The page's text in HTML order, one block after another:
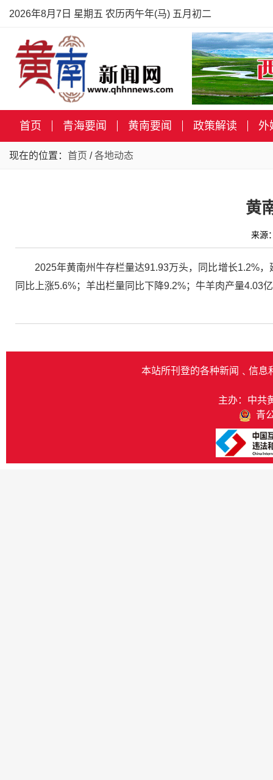
2026年8月7日 星期五 农历丙午年(马) 五月初二
首页 青海要闻 黄南要闻 政策解读 外
现在的位置： 首页 /各地动态
黄
来源
2025年黄南州牛存栏量达91.93万头，同比增长1.2%
同比上涨5.6%；羊出栏量同比下降9.2%；牛羊肉产量4.03
本站所刊登的各种新闻﹑信息
主办：中共
青